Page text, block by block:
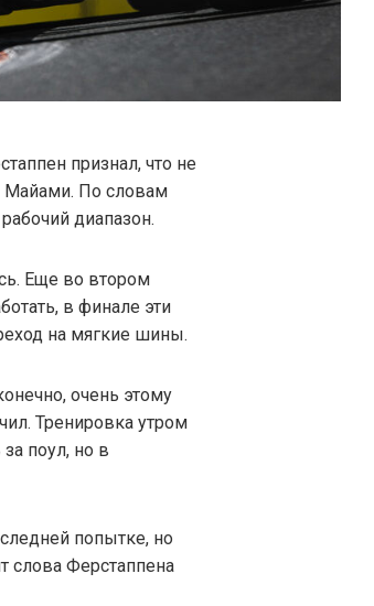
признал, что не
Майами. По словам
диапазон.
Еще во втором
в финале эти
на мягкие шины.
очень этому
Тренировка утром
поул, но в
попытке, но
слова Ферстаппена